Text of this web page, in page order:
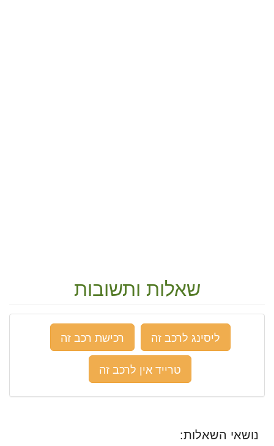
שאלות ותשובות
ליסינג לרכב זה
רכישת רכב זה
טרייד אין לרכב זה
נושאי השאלות: